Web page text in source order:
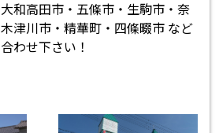
和高田市・五條市・生駒市・奈
津川市・精華町・四條畷市 など
わせ下さい！